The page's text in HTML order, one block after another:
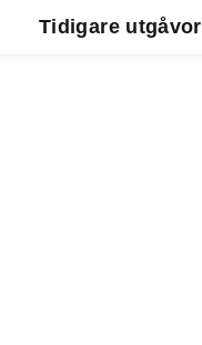
Tidigare utgåvor